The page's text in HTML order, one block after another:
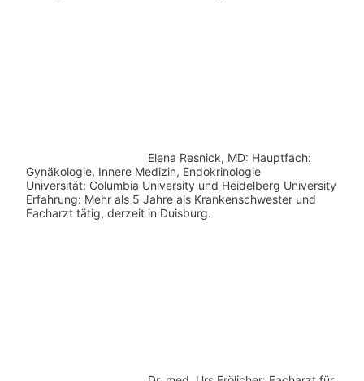
Elena Resnick, MD: Hauptfach:
Gynäkologie, Innere Medizin, Endokrinologie
Universität: Columbia University und Heidelberg University
Erfahrung: Mehr als 5 Jahre als Krankenschwester und
Facharzt tätig, derzeit in Duisburg.